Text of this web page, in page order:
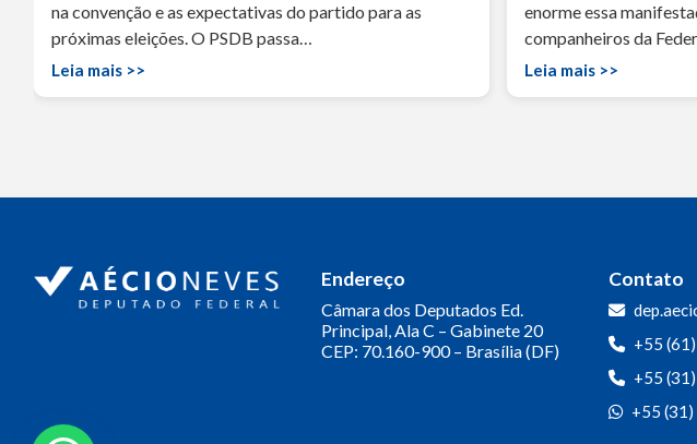
na convenção e as expectativas do partido para as
próximas eleições. O PSDB passa…
Leia mais >>
enorme essa
companheiros da
Leia mais >>
Endereço
Câmara dos Deputados Ed.
Principal, Ala C – Gabinete 20
CEP: 70.160-900 – Brasília (DF)
Contato
+55
+55
+55